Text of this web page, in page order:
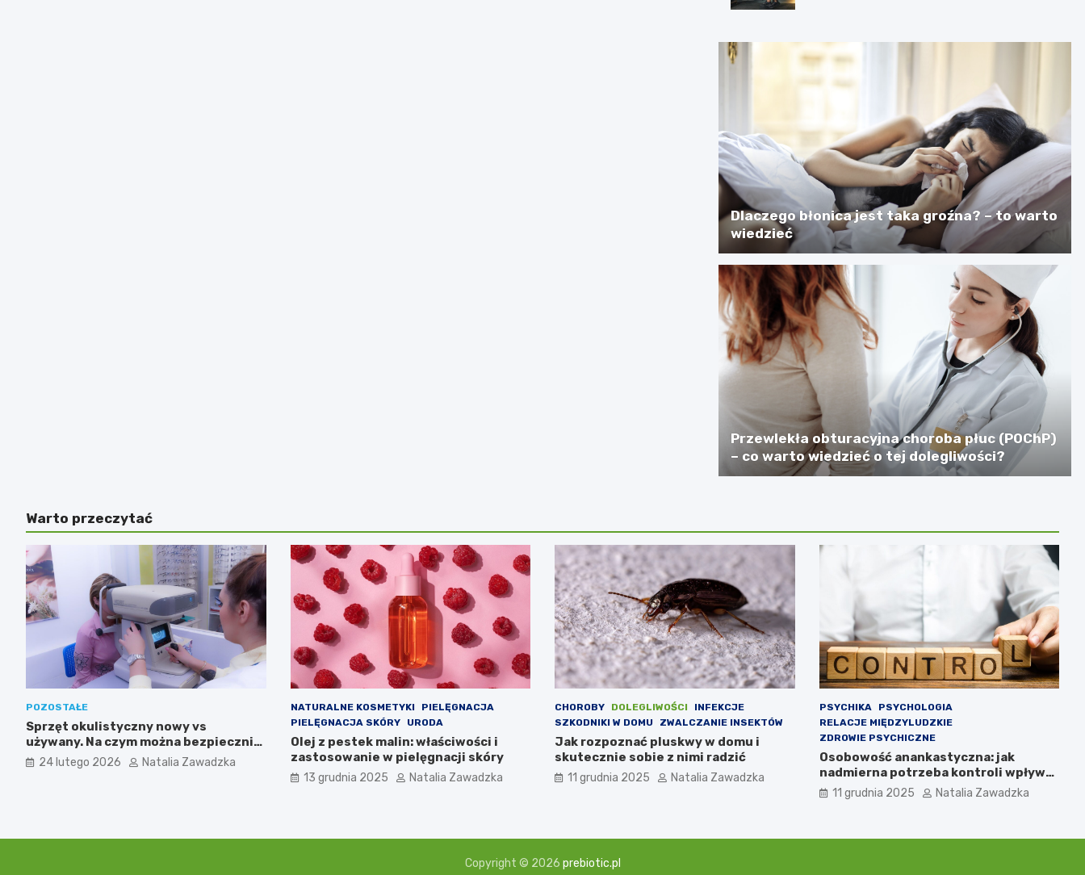
Dlaczego błonica jest taka groźna? – to warto
wiedzieć
Przewlekła obturacyjna choroba płuc (POChP)
– co warto wiedzieć o tej dolegliwości?
Warto przeczytać
POZOSTAŁE
Sprzęt okulistyczny nowy vs
używany. Na czym można bezpiecznie
zaoszczędzić, a gdzie nie warto
ryzykować?
24 lutego 2026 Natalia Zawadzka
NATURALNE KOSMETYKI
PIELĘGNACJA
PIELĘGNACJA SKÓRY
URODA
Olej z pestek malin: właściwości i
zastosowanie w pielęgnacji skóry
13 grudnia 2025 Natalia Zawadzka
CHOROBY DOLEGLIWOŚCI
INFEKCJE
SZKODNIKI W DOMU
ZWALCZANIE INSEKTÓW
Jak rozpoznać pluskwy w domu i
skutecznie sobie z nimi radzić
11 grudnia 2025 Natalia Zawadzka
PSYCHIKA
PSYCHOLOGIA
RELACJE MIĘDZYLUDZKIE
ZDROWIE PSYCHICZNE
Osobowość anankastyczna: jak
nadmierna potrzeba kontroli wpływa
na relacje
11 grudnia 2025 Natalia Zawadzka
Copyright © 2026 prebiotic.pl